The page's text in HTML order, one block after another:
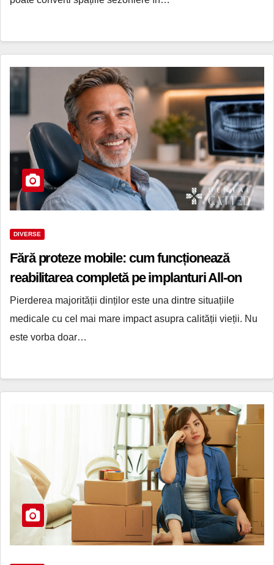
DIVERSE
Fără proteze mobile: cum funcționează
reabilitarea completă pe implanturi All-on
Pierderea majorității dinților este una dintre situațiile
medicale cu cel mai mare impact asupra calității vieții. Nu
este vorba doar…